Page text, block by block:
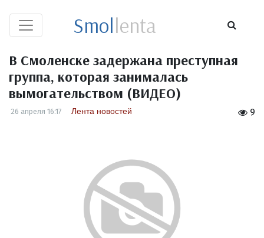
Smollenta
В Смоленске задержана преступная
группа, которая занималась
вымогательством (ВИДЕО)
9
26 апреля 16:17 Лента новостей